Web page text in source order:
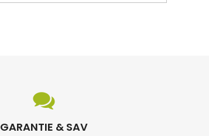
GARANTIE & SAV